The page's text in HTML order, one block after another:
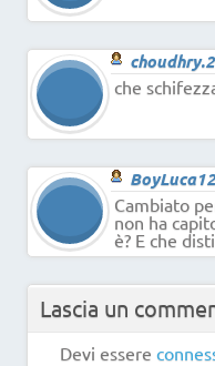
che
Cambiato
non ha
è? E che
Lascia un
Devi essere